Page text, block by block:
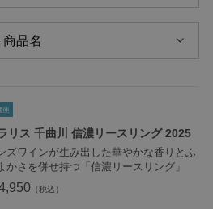
リス 千曲川 信濃リースリング 2025
ズワインが生み出した華やかな香りとふ
かさを併せ持つ「信濃リースリング」